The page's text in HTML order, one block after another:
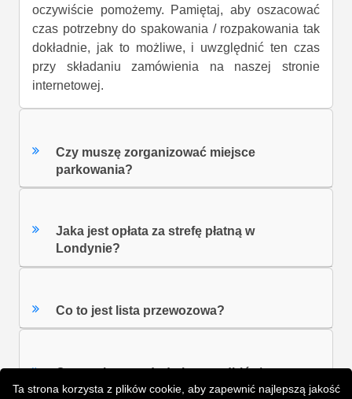
Ta strona korzysta z plików cookie, aby zapewnić najlepszą jakość
oczywiście pomożemy. Pamiętaj, aby oszacować
czas potrzebny do spakowania / rozpakowania tak
dokładnie, jak to możliwe, i uwzględnić ten czas
przy składaniu zamówienia na naszej stronie
internetowej.
Czy muszę zorganizować miejsce
parkowania?
Jaka jest opłata za strefę płatną w
Londynie?
Co to jest lista przewozowa?
Czy zapłacę za dodatkowy odbiór /
dostawę?